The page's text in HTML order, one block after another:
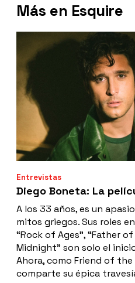
Más en Esquire
Entrevistas
Diego Boneta: La
A los 33 años, es un
mitos griegos. Sus roles en
“Rock of Ages”, “Father
Midnight” son solo el
Ahora, como Friend of the
comparte su épica